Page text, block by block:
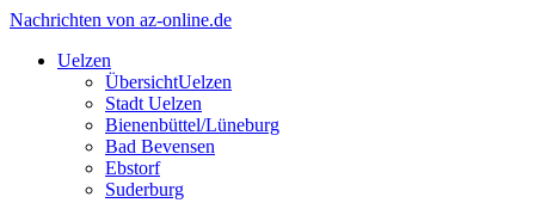
Nachrichten von az-online.de
Uelzen
ÜbersichtUelzen
Stadt Uelzen
Bienenbüttel/Lüneburg
Bad Bevensen
Ebstorf
Suderburg